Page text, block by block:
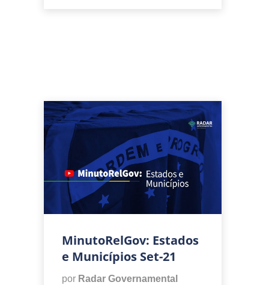
MinutoRelGov: Estados
e Municípios Set-21
por Radar Governamental